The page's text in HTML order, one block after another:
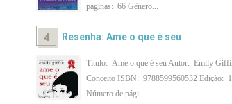
páginas: 66 Gênero...
Resenha: Ame o que é seu
Título: Ame o que é seu Autor: Emily
Conceito ISBN: 9788599560532 Edição:
Número de pági...